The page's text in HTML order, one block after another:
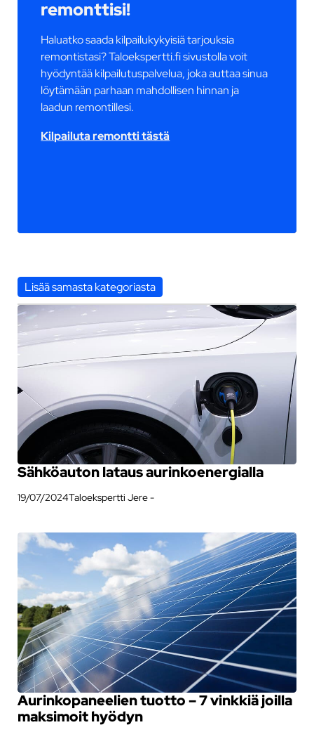
remonttisi!
Haluatko saada kilpailukykyisiä tarjouksia
remontistasi? Taloekspertti.fi sivustolla voit
hyödyntää kilpailutuspalvelua, joka auttaa sinua
löytämään parhaan mahdollisen hinnan ja
laadun remontillesi.
Kilpailuta remontti tästä
Lisää samasta kategoriasta
Sähköauton lataus aurinkoenergialla
19/07/2024Taloekspertti Jere -
Aurinkopaneelien tuotto – 7 vinkkiä joilla
maksimoit hyödyn